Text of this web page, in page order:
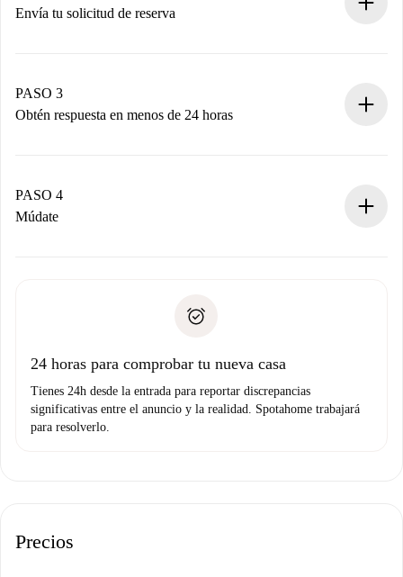
Envía tu solicitud de reserva
propietario acepte.
PASO 3
Obtén respuesta en menos de 24 horas
contacto con el propietario.
Si es rechazada: No te haremos ningún cargo y te
Prueba de solvencia
PASO 4
Múdate
no nos comunicas ningún problema.
24 horas para comprobar tu nueva casa
Tienes 24h desde la entrada para reportar discrepancias
significativas entre el anuncio y la realidad. Spotahome trabajará
para resolverlo.
Precios